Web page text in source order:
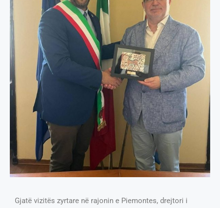
Gjatë vizitës zyrtare në rajonin e Piemontes, drejtori i